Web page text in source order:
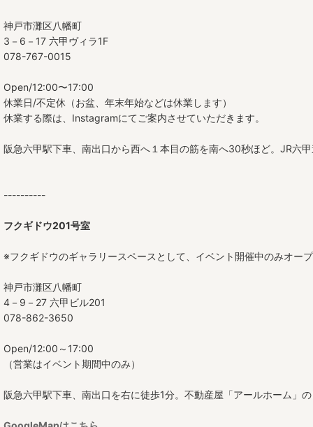
九寸皿
尺皿
オーバル皿
角皿
たたら平皿
ボウル（小鉢）
中鉢
大鉢
角鉢
高杯
神戸市灘区八幡町
3－6－17 六甲ヴィラ1F
078-767-0015
Open/12:00〜17:00
休業日/不定休（お盆、年末年始などは休業します）
休業する際は、Instagramにてご案内させていただきます。
阪急六甲駅下車、南出口から西へ１本目の筋を南へ30秒ほど。JR六
----------
フクギドウ201号室
※フクギドウのギャラリースペースとして、イベント開催中のみオープ
神戸市灘区八幡町
4－9－27 六甲ビル201
078-862-3650
Open/12:00～17:00
（営業はイベント期間中のみ）
阪急六甲駅下車、南出口を右に徒歩1分。不動産屋「アールホーム」の